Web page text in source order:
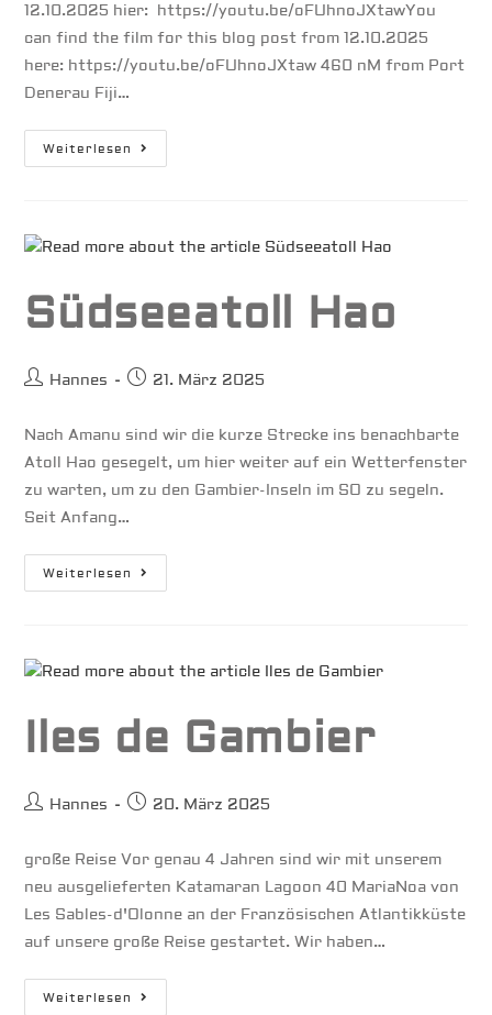
12.10.2025 hier: https://youtu.be/oFUhnoJXtawYou
can find the film for this blog post from 12.10.2025
here: https://youtu.be/oFUhnoJXtaw 460 nM from Port
Denerau Fiji…
Weiterlesen Vanuatu
Südseeatoll Hao
Beitrags-
Hannes
Beitrag
21. März 2025
Nach Amanu sind wir die kurze Strecke ins benachbarte
Atoll Hao gesegelt, um hier weiter auf ein Wetterfenster
zu warten, um zu den Gambier-Inseln im SO zu segeln.
Seit Anfang…
Weiterlesen Südseeatoll
Hao
Iles de Gambier
Beitrags-
Hannes
Beitrag
20. März 2025
große Reise Vor genau 4 Jahren sind wir mit unserem
neu ausgelieferten Katamaran Lagoon 40 MariaNoa von
Les Sables-d'Olonne an der Französischen Atlantikküste
auf unsere große Reise gestartet. Wir haben…
Weiterlesen Iles